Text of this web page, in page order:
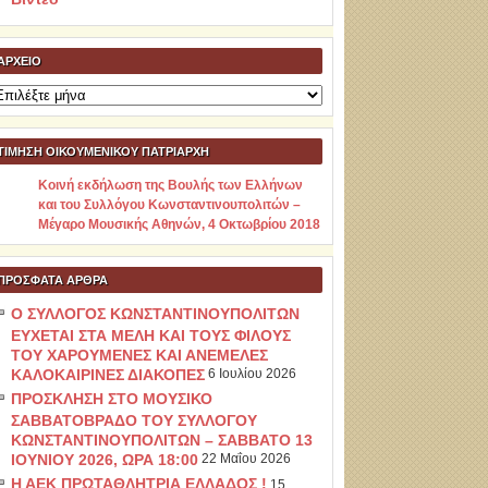
ΟΙΚΟΥΜΕΝΙΚΟΥ ΠΑΤΡΙΑΡΧΗ
Κοινή εκδήλωση της Βουλής των Ελλήνων
και του Συλλόγου Κωνσταντινουπολιτών –
Μέγαρο Μουσικής Αθηνών, 4 Οκτωβρίου 2018
ΆΡΘΡΑ
Ο ΣΥΛΛΟΓΟΣ ΚΩΝΣΤΑΝΤΙΝΟΥΠΟΛΙΤΩΝ
ΕΥΧΕΤΑΙ ΣΤΑ ΜΕΛΗ ΚΑΙ ΤΟΥΣ ΦΙΛΟΥΣ
ΤΟΥ ΧΑΡΟΥΜΕΝΕΣ ΚΑΙ ΑΝΕΜΕΛΕΣ
ΚΑΛΟΚΑΙΡΙΝΕΣ ΔΙΑΚΟΠΕΣ 6 Ιουλίου 2026
ΠΡΟΣΚΛΗΣΗ ΣΤΟ ΜΟΥΣΙΚΟ
ΣΑΒΒΑΤΟΒΡΑΔΟ ΤΟΥ ΣΥΛΛΟΓΟΥ
ΚΩΝΣΤΑΝΤΙΝΟΥΠΟΛΙΤΩΝ – ΣΑΒΒΑΤΟ 13
ΙΟΥΝΙΟΥ 2026, ΩΡΑ 18:00 22 Μαΐου 2026
Η ΑΕΚ ΠΡΩΤΑΘΛΗΤΡΙΑ ΕΛΛΑΔΟΣ !